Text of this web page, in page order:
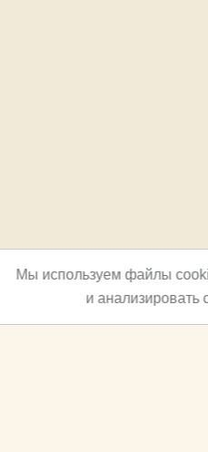
Мы используем файлы
и